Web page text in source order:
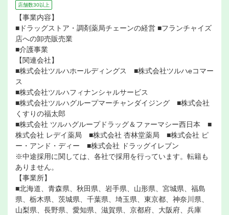
店舗数30以上
【事業内容】
■ドラッグストア・調剤薬局チェーンの経営 ■フランチャイズ
店への卸売販売業
■介護事業
【関連会社】
■株式会社ツルハホールディングス ■株式会社ツルハeコマー
ス
■株式会社ツルハフィナンシャルサービス
■株式会社ツルハグループマーチャンダイジング ■株式会社
くすりの福太郎
■株式会社 ツルハグループドラッグ＆ファーマシー西日本 ■
株式会社 レデイ薬局 ■株式会社 杏林堂薬局 ■株式会社 ピ
ー・アンド・ディー ■株式会社 ドラッグイレブン
※中途採用に関しては、各社で採用を行っています。転籍も
ありません。
【事業所】
■北海道、青森県、秋田県、岩手県、山形県、宮城県、福島
県、栃木県、茨城県、千葉県、埼玉県、東京都、神奈川県、
山梨県、長野県、愛知県、滋賀県、京都府、大阪府、兵庫